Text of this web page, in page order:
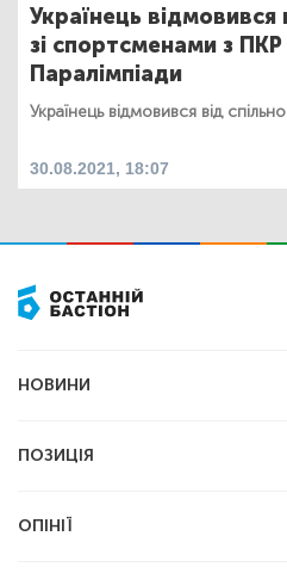
Українець відмовився
зі спортсменами з
Паралімпіади
Українець відмовився від
30.08.2021, 18:07
НОВИНИ
Економіка
ПОЗИЦІЯ
ОПІНІЇ